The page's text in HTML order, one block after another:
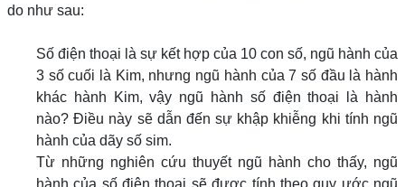
do như sau:
Số điện thoại là sự kết hợp của 10 con số, ngũ hành của
3 số cuối là Kim, nhưng ngũ hành của 7 số đầu là hành
khác hành Kim, vậy ngũ hành số điện thoại là hành
nào? Điều này sẽ dẫn đến sự khập khiễng khi tính ngũ
hành của dãy số sim.
Từ những nghiên cứu thuyết ngũ hành cho thấy, ngũ
hành của số điện thoại sẽ được tính theo quy ước ngũ